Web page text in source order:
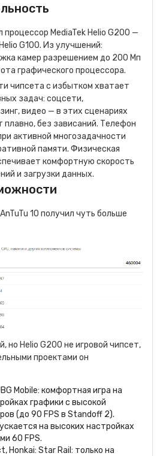
процессор MediaTek Helio G200 —
G100. Из улучшений:
камер разрешением до 200 Мп
графического процессора.
чипсета с избытком хватает
задач: соцсети,
видео — в этих сценариях
без зависаний. Телефон
активной многозадачности
памяти. Физическая
комфортную скорость
и загрузки данных.
10 получил чуть больше
но Helio G200 не игровой чипсет,
проектами он
Mobile: комфортная игра на
графики с высокой
(до 90 FPS в Standoff 2).
на высоких настройках
60 FPS.
Honkai: Star Rail: только на